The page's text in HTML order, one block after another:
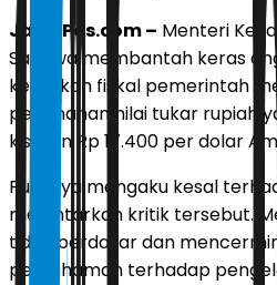
JawaPos.com – Menteri
Sadewa membantah keras
kebijakan fiskal pemerintah
pelemahan nilai tukar rupiah
kisaran Rp 17.400 per dolar
Purbaya mengaku kesal
melontarkan kritik tersebut.
tidak berdasar dan
pemahaman terhadap